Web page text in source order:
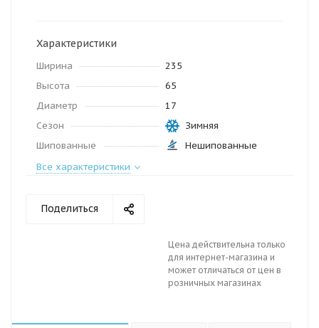
Характеристики
Ширина
235
Высота
65
Диаметр
17
Сезон
Зимняя
Шипованные
Нешипованные
Все характеристики
Поделиться
Цена действительна только
для интернет-магазина и
может отличаться от цен в
розничных магазинах